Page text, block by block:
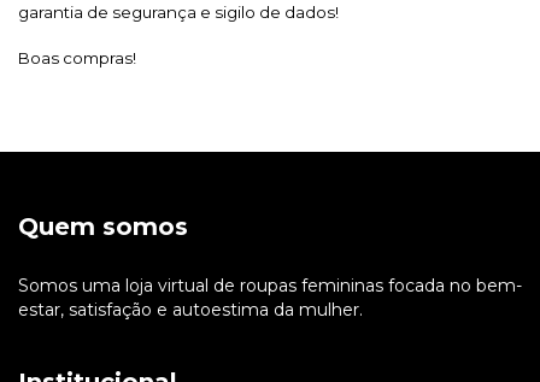
garantia de segurança e sigilo de dados!
Boas compras!
Quem somos
Somos uma loja virtual de roupas femininas focada no bem-
estar, satisfação e autoestima da mulher.